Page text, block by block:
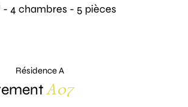
- 4 chambres - 5 pièces
Résidence A
A07